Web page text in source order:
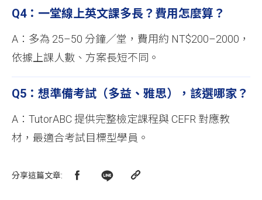
Q4：一堂線上英文課多長？費用怎麼算？
A：多為 25–50 分鐘／堂，費用約 NT$200–2000，
依據上課人數、方案長短不同。
Q5：想準備考試（多益、雅思），該選哪家？
A：TutorABC 提供完整檢定課程與 CEFR 對應教
材，最適合考試目標型學員。
分享這篇文章: